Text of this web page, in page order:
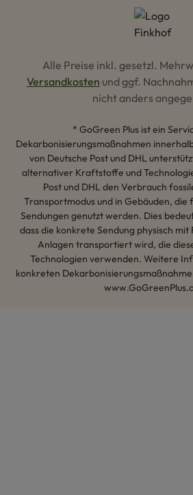
Alle Preise inkl. gesetzl.
Versandkosten und ggf.
nicht anders
* GoGreen Plus ist ein
Dekarbonisierungsmaßnahmen
von Deutsche Post und DHL
alternativer Kraftstoffe und
Post und DHL den Verbrauch
Transportmodus und in Gebäuden, die
Sendungen genutzt werden. Dies
dass die konkrete Sendung physisch
Anlagen transportiert wird, die
Technologien verwenden. Weitere
konkreten